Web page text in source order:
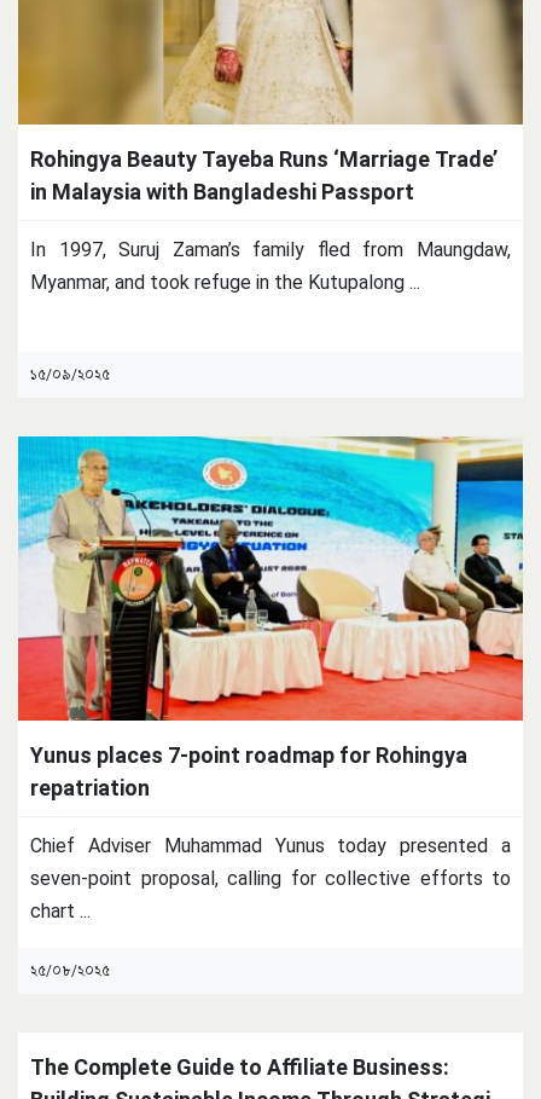
Rohingya Beauty Tayeba Runs ‘Marriage Trade’
in Malaysia with Bangladeshi Passport
In 1997, Suruj Zaman’s family fled from Maungdaw,
Myanmar, and took refuge in the Kutupalong ...
১৫/০৯/২০২৫
Yunus places 7-point roadmap for Rohingya
repatriation
Chief Adviser Muhammad Yunus today presented a
seven-point proposal, calling for collective efforts to
chart ...
২৫/০৮/২০২৫
The Complete Guide to Affiliate Business: